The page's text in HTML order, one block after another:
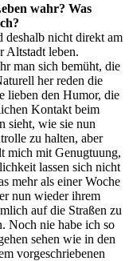
wahr? Was
deshalb nicht direkt am
Altstadt leben.
man sich bemüht, die
her reden die
lieben den Humor, die
Kontakt beim
sieht, wie sie nun
zu halten, aber
mich mit Genugtuung,
lassen sich nicht
mehr als einer Woche
nun wieder ihrem
auf die Straßen zu
Noch nie habe ich so
sehen wie in den
vorgeschriebenen